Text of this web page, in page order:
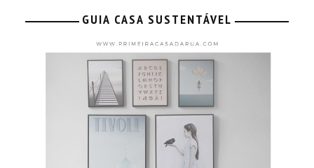
GUIA CASA SUSTENTÁVEL